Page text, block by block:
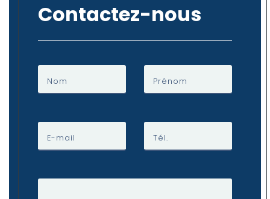
Contactez-nous
Nom Prénom
E-mail Tél.